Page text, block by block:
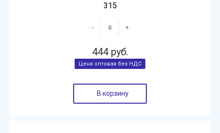
315
- +
444 руб.
В корзину